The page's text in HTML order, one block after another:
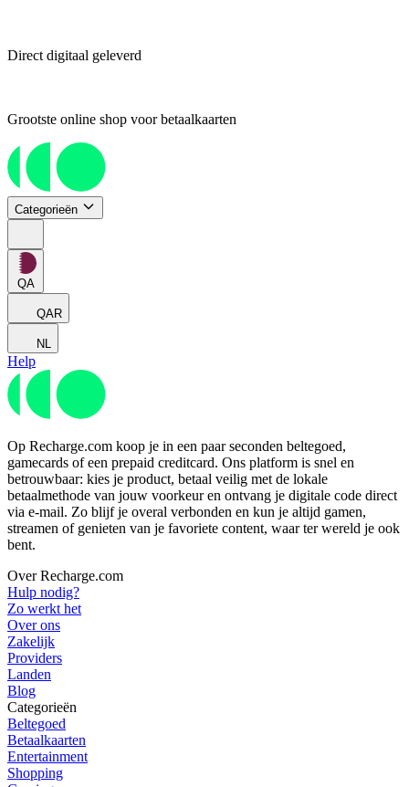
Direct digitaal geleverd
Grootste online shop voor betaalkaarten
Categorieën
QA
QAR
NL
Help
Op Recharge.com koop je in een paar seconden beltegoed,
gamecards of een prepaid creditcard. Ons platform is snel en
betrouwbaar: kies je product, betaal veilig met de lokale
betaalmethode van jouw voorkeur en ontvang je digitale code direct
via e-mail. Zo blijf je overal verbonden en kun je altijd gamen,
streamen of genieten van je favoriete content, waar ter wereld je ook
bent.
Over Recharge.com
Hulp nodig?
Zo werkt het
Over ons
Zakelijk
Providers
Landen
Blog
Categorieën
Beltegoed
Betaalkaarten
Entertainment
Shopping